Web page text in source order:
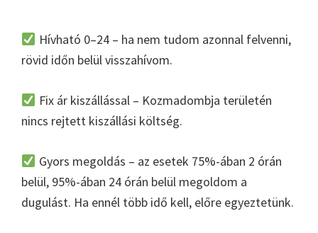
Hívható 0–24 – ha nem tudom azonnal felvenni,
rövid időn belül visszahívom.
Fix ár kiszállással – Kozmadombja területén
nincs rejtett kiszállási költség.
Gyors megoldás – az esetek 75%-ában 2 órán
belül, 95%-ában 24 órán belül megoldom a
dugulást. Ha ennél több idő kell, előre egyeztetünk.